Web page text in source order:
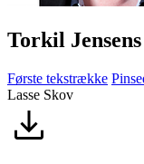
Torkil
Første tekstrække
Lasse Skov